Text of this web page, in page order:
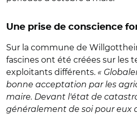
Une prise de conscience
Sur la commune de
fascines ont été créées sur les
exploitants différents. «
bonne acceptation par les
maire. Devant l'état de
généralement de soi pour eux